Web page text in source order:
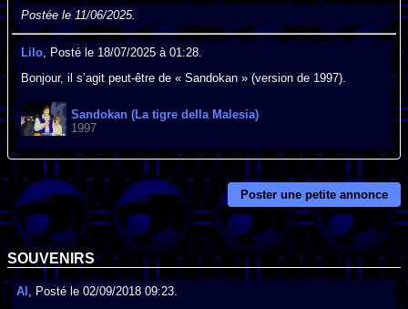
Postée le 11/06/2025.
Lilo , Posté le 18/07/2025 à 01:28.
Bonjour, il s’agit peut-être de « Sandokan » (version de 1997).
Sandokan (La tigre della Malesia)
1997
Poster une petite annonce
SOUVENIRS
Al , Posté le 02/09/2018 09:23.